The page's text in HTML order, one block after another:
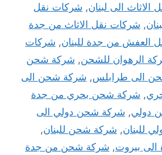
الى لبنان, شركات نقل
, شركات نقل الاثاث من جدة
العفش من جدة للبنان, شركات
الرهوان للشحن, شركة شحن
الى طرابلس, شركة شحن الى
, شركة شحن بحري من جدة
دولي, شركة شحن دولي الى
للبنان, شركة شحن للبنان,
بيروت, شركة شحن من جدة